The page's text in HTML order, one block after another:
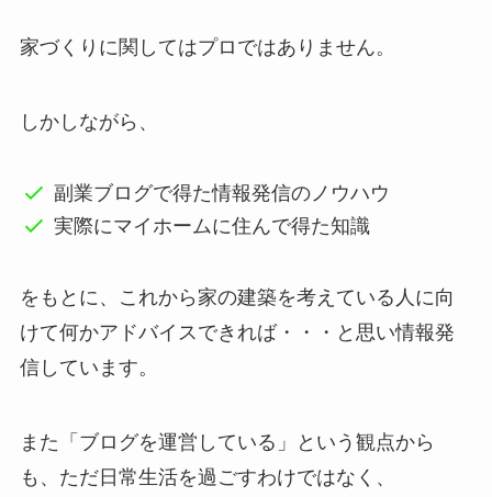
家づくりに関してはプロではありません。
しかしながら、
副業ブログで得た情報発信のノウハウ
実際にマイホームに住んで得た知識
をもとに、これから家の建築を考えている人に向
けて何かアドバイスできれば・・・と思い情報発
信しています。
また「ブログを運営している」という観点から
も、ただ日常生活を過ごすわけではなく、